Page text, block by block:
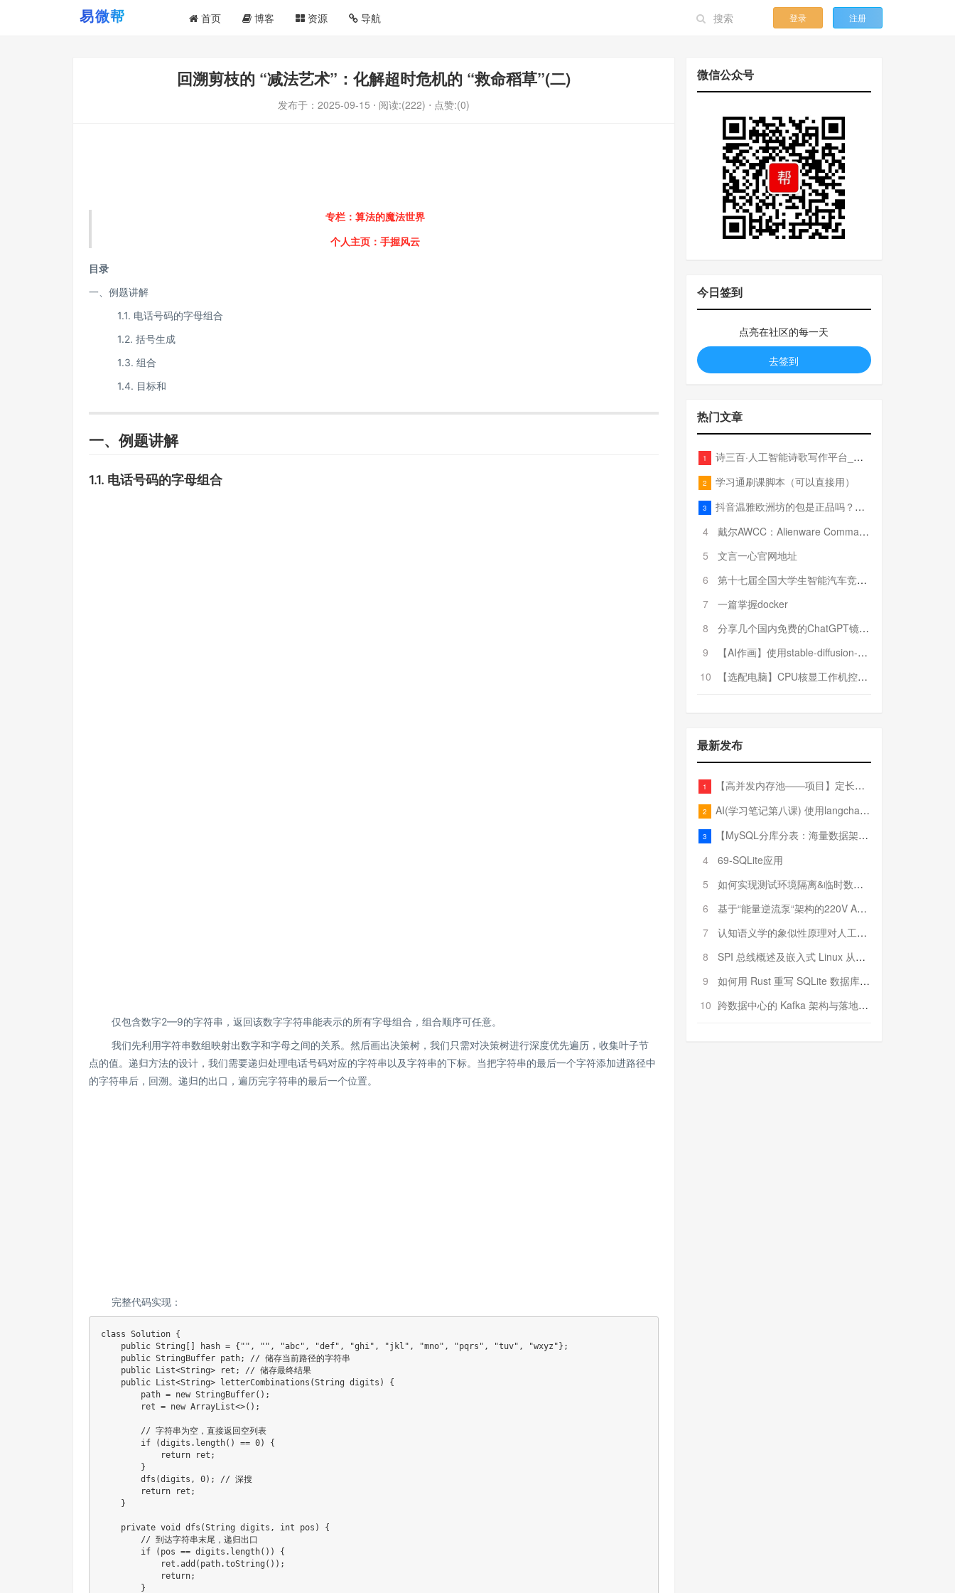
首页 博客 资源 导航 登录 注册
回溯剪枝的 “减法艺术”：化解超时危机的 “救命稻草”(二)
发布于： 2025-09-15 ⋅ 阅读:(222) ⋅ 点赞:(0)
专栏： 算法的魔法世界
个人主页： 手握风云
目录
一、例题讲解
1.1. 电话号码的字母组合
1.2. 括号生成
1.3. 组合
1.4. 目标和
一、例题讲解
1.1. 电话号码的字母组合
仅包含数字2—9的字符串，返回该数字字符串能表示的所有字母组合，组合顺序可任意。
我们先利用字符串数组映射出数字和字母之间的关系。然后画出决策树，我们只需对决策树进行深度优先遍历，收集叶子节
点的值。递归方法的设计，我们需要递归处理电话号码对应的字符串以及字符串的下标。当把字符串的最后一个字符添加进路径中
的字符串后，回溯。递归的出口，遍历完字符串的最后一个位置。
完整代码实现：
class Solution {
    public String[] hash = {"", "", "abc", "def", "ghi", "jkl", "mno", "pqrs", "tuv", "wxyz"};
    public StringBuffer path; // 储存当前路径的字符串
    public List<String> ret; // 储存最终结果
    public List<String> letterCombinations(String digits) {
        path = new StringBuffer();
        ret = new ArrayList<>();
        // 字符串为空，直接返回空列表
        if (digits.length() == 0) {
            return ret;
        }
        dfs(digits, 0); // 深搜
        return ret;
    }
    private void dfs(String digits, int pos) {
        // 到达字符串末尾，递归出口
        if (pos == digits.length()) {
            ret.add(path.toString());
            return;
        }
微信公众号
今日签到
点亮在社区的每一天
去签到
热门文章
1 诗三百·人工智能诗歌写作平台_在线作诗机_藏头诗生成器_电脑对联_姓名作诗
2 学习通刷课脚本（可以直接用）
3
抖音温雅欧洲坊的包是正品吗？温雅卖的包为啥那么便宜？
4
戴尔AWCC：Alienware Command Center 故障排除方法，里面附有超全详解呦，快来快来，欢迎观看~
5
文言一心官网地址
6
第十七届全国大学生智能汽车竞赛全国总决赛参赛队伍奖项公告
7
一篇掌握docker
8
分享几个国内免费的ChatGPT镜像网址(亲测有效-4月25日更新)
9
【AI作画】使用stable-diffusion-webui搭建AI作画平台
10
【选配电脑】CPU核显工作机控制预算5000
最新发布
1 【高并发内存池——项目】定长内存池——开胃小菜
2 AI(学习笔记第八课) 使用langchain的embedding models
3
【MySQL分库分表：海量数据架构的终极解决方案】
4
69-SQLite应用
5
如何实现测试环境隔离&临时数据库（pytest+SQLite）
6
基于“能量逆流泵“架构的220V AC至20V DC 300W高效电源设计
7
认知语义学的象似性原理对人工智能自然语言处理深层语义分析的影响与启示
8
SPI 总线概述及嵌入式 Linux 从属 SPI 设备驱动程序开发（第二部分，实践）
9
如何用 Rust 重写 SQLite 数据库（二）:是否有市场空间？
10 跨数据中心的 Kafka 架构与落地实战